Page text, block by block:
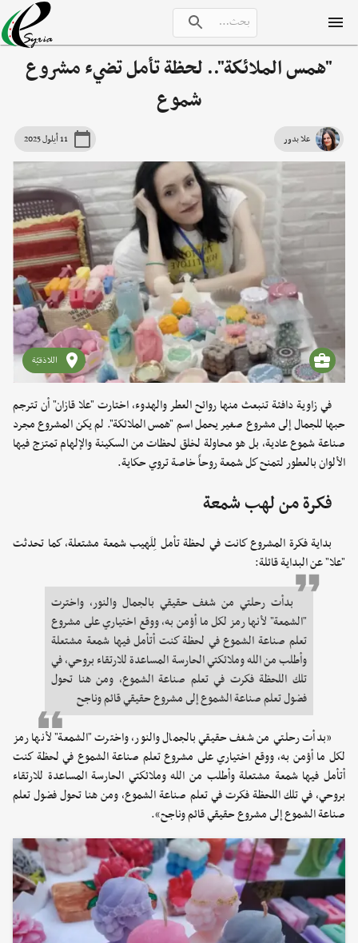
"همس الملائكة".. لحظة تأمل تضيء مشروع
شموع
علا بدور 11 أيلول 2025
اللاذقيّة
في زاوية دافئة تنبعث منها روائح العطر والهدوء، اختارت "علا قازان" أن تترجم
حبها للجمال إلى مشروع صغير يحمل اسم "همس الملائكة". لم يكن المشروع مجرد
صناعة شموع عادية، بل هو محاولة لخلق لحظات من السكينة والإلهام تمتزج فيها
الألوان بالعطور لتمنح كل شمعة روحاً خاصة تروي حكاية.
فكرة من لهب شمعة
بداية فكرة المشروع كانت في لحظة تأمل لِلَهيب شمعة مشتعلة، كما تحدثت
"علا" عن البداية قائلة:
بدأت رحلتي من شغف حقيقي بالجمال والنور، واخترت
"الشمعة" لأنها رمز لكل ما أؤمن به، ووقع اختياري على مشروع
تعلم صناعة الشموع في لحظة كنت أتأمل فيها شمعة مشتعلة
وأطلب من الله وملائكتي الحارسة المساعدة للارتقاء بروحي، في
تلك اللحظة فكرت في تعلم صناعة الشموع، ومن هنا تحول
فضول تعلم صناعة الشموع إلى مشروع حقيقي قائم وناجح
«بدأت رحلتي من شغف حقيقي بالجمال والنور، واخترت "الشمعة" لأنها رمز
لكل ما أؤمن به، ووقع اختياري على مشروع تعلم صناعة الشموع في لحظة كنت
أتأمل فيها شمعة مشتعلة وأطلب من الله وملائكتي الحارسة المساعدة للارتقاء
بروحي، في تلك اللحظة فكرت في تعلم صناعة الشموع، ومن هنا تحول فضول تعلم
صناعة الشموع إلى مشروع حقيقي قائم وناجح».